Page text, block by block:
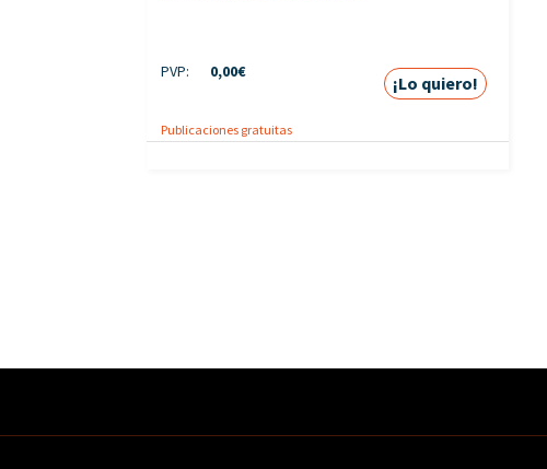
PVP: 0,00€
¡Lo quiero!
Publicaciones gratuitas